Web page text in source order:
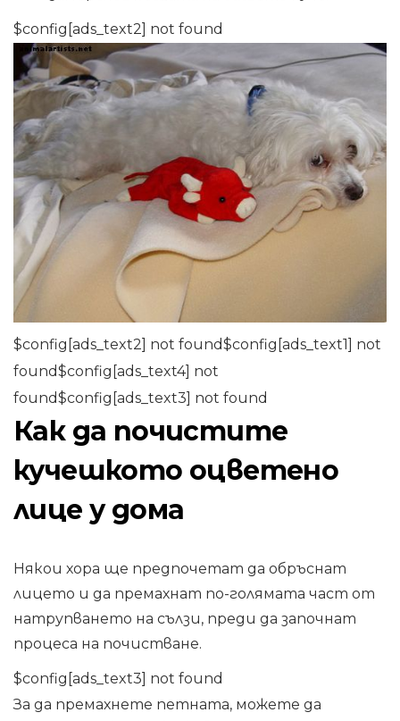
$config[ads_text2] not found
$config[ads_text2] not found$config[ads_text1] not
found$config[ads_text4] not
found$config[ads_text3] not found
Как да почистите
кучешкото оцветено
лице у дома
Някои хора ще предпочетат да обръснат
лицето и да премахнат по-голямата част от
натрупването на сълзи, преди да започнат
процеса на почистване.
$config[ads_text3] not found
За да премахнете петната, можете да